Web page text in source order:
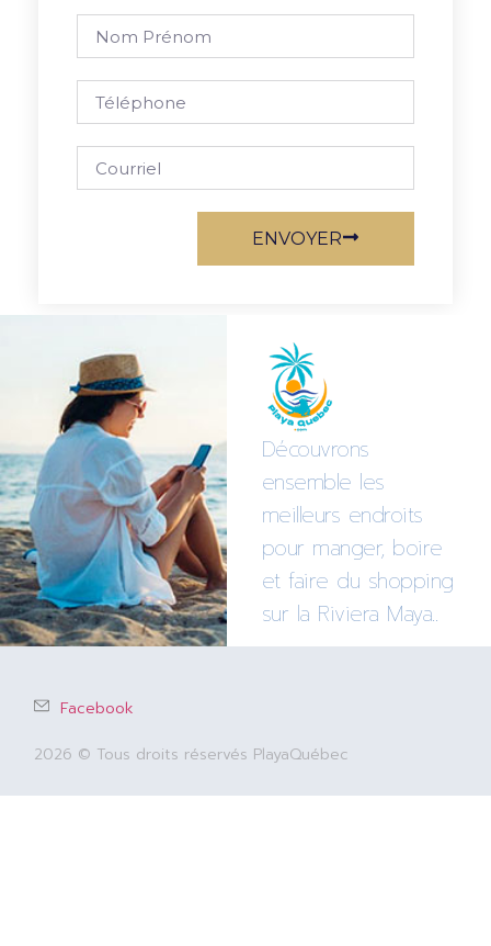
ENVOYER
Découvrons
ensemble les
meilleurs endroits
pour manger, boire
et faire du shopping
sur la Riviera Maya..
Facebook
2026 © Tous droits réservés PlayaQuébec